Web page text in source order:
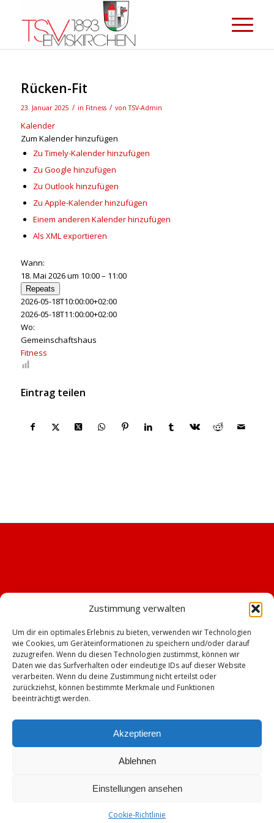
Zustimmung verwalten
Um dir ein optimales Erlebnis zu bieten, verwenden wir Technologien
wie Cookies, um Geräteinformationen zu speichern und/oder darauf
zuzugreifen. Wenn du diesen Technologien zustimmst, können wir
Daten wie das Surfverhalten oder eindeutige IDs auf dieser Website
verarbeiten. Wenn du deine Zustimmung nicht erteilst oder
zurückziehst, können bestimmte Merkmale und Funktionen
beeinträchtigt werden.
Akzeptieren
Ablehnen
Einstellungen ansehen
Cookie-Richtlinie
Rücken-Fit
23. Januar 2025 / in Fitness / vonTSV-Admin
Kalender
Zum Kalender hinzufügen
Zu Timely-Kalender hinzufügen
Zu Google hinzufügen
Zu Outlook hinzufügen
Zu Apple-Kalender hinzufügen
Einem anderen Kalender hinzufügen
Als XML exportieren
Wann:
18. Mai 2026 um 10:00 – 11:00
Repeats
2026-05-18T10:00:00+02:00
2026-05-18T11:00:00+02:00
Wo:
Gemeinschaftshaus
Fitness
Eintrag teilen
© Copyright - TSV Emskirchen -Enfold WordPress Theme by Kriesi
Datenschutz Cookie-Richtlinie (EU)
Mitgliederbereich mitDigiMember